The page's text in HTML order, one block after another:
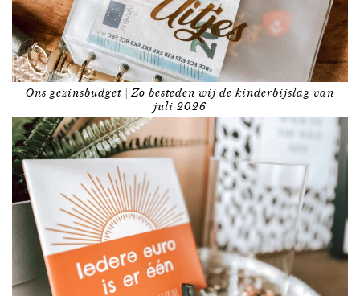
Ons gezinsbudget | Zo besteden wij de kinderbijslag van
juli 2026